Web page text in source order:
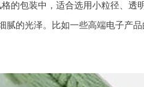
的包装中，适合选用小粒径、透
的光泽。比如一些高端电子产